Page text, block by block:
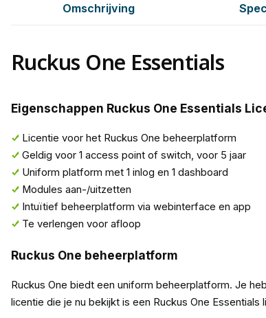
Omschrijving
Ruckus One Essentials
Eigenschappen Ruckus One Essentials
Licentie voor het Ruckus One beheerplatform
Geldig voor 1 access point of switch, voor 5 jaar
Uniform platform met 1 inlog en 1 dashboard
Modules aan-/uitzetten
Intuïtief beheerplatform via webinterface en app
Te verlengen voor afloop
Ruckus One beheerplatform
Ruckus One biedt een uniform beheerplatform. Je
licentie die je nu bekijkt is een Ruckus One